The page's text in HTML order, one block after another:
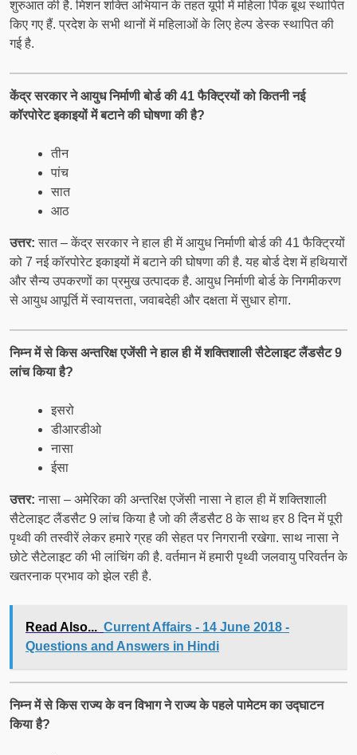
शुरुआत की है. मिशन शक्ति अभियान के तहत यूपी में महिला पिंक बूथ स्थापित
किए गए हैं. प्रदेश के सभी थानों में महिलाओं के लिए हेल्प डेस्क स्थापित की
गई है.
केंद्र सरकार ने आयुध निर्माणी बोर्ड की 41 फैक्ट्रियों को कितनी नई
कॉरपोरेट इकाइयों में बटाने की घोषणा की है?
तीन
पांच
सात
आठ
उत्तर:सात – केंद्र सरकार ने हाल ही में आयुध निर्माणी बोर्ड की 41 फैक्ट्रियों
को 7 नई कॉरपोरेट इकाइयों में बटाने की घोषणा की है. यह बोर्ड देश में हथियारों
और सैन्य उपकरणों का प्रमुख उत्पादक है. आयुध निर्माणी बोर्ड के निगमीकरण
से आयुध आपूर्ति में स्वायत्तता, जवाबदेही और दक्षता में सुधार होगा.
निम्न में से किस अन्तरिक्ष एजेंसी ने हाल ही में शक्तिशाली सैटेलाइट लैंडसैट 9
लांच किया है?
इसरो
डीआरडीओ
नासा
ईसा
उत्तर:नासा – अमेरिका की अन्तरिक्ष एजेंसी नासा ने हाल ही में शक्तिशाली
सैटेलाइट लैंडसैट 9 लांच किया है जो की लैंडसैट 8 के साथ हर 8 दिन में पूरी
पृथ्वी की तस्वीरें लेकर हमारे ग्रह की सेहत पर निगरानी रखेगा. साथ नासा ने
छोटे सैटेलाइट की भी लांचिंग की है. वर्तमान में हमारी पृथ्वी जलवायु परिवर्तन के
खतरनाक प्रभाव को झेल रही है.
Read Also... Current Affairs - 14 June 2018 -
Questions and Answers in Hindi
निम्न में से किस राज्य के वन विभाग ने राज्य के पहले पामेटम का उद्घाटन
किया है?